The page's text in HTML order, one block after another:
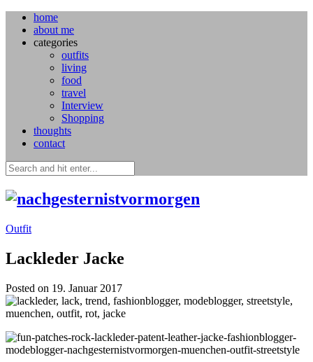
home
about me
categories
outfits
living
food
travel
Interview
Shopping
thoughts
contact
Outfit
Lackleder Jacke
Posted on 19. Januar 2017